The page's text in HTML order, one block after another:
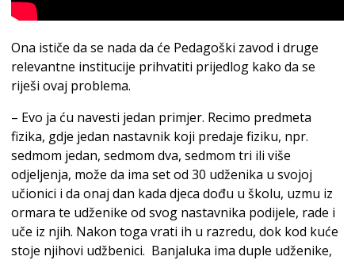
Ona ističe da se nada da će Pedagoški zavod i druge
relevantne institucije prihvatiti prijedlog kako da se
riješi ovaj problema.
– Evo ja ću navesti jedan primjer. Recimo predmeta
fizika, gdje jedan nastavnik koji predaje fiziku, npr.
sedmom jedan, sedmom dva, sedmom tri ili više
odjeljenja, može da ima set od 30 udženika u svojoj
učionici i da onaj dan kada djeca dođu u školu, uzmu iz
ormara te udženike od svog nastavnika podijele, rade i
uče iz njih. Nakon toga vrati ih u razredu, dok kod kuće
stoje njihovi udžbenici. Banjaluka ima duple udženike,